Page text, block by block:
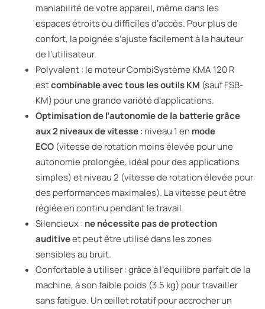
maniabilité de votre appareil, même dans les
espaces étroits ou difficiles d‘accès. Pour plus de
confort, la poignée s’ajuste facilement à la hauteur
de l’utilisateur.
Polyvalent : le moteur CombiSystème KMA 120 R
estcombinable avec tous les outils KM (sauf FSB-
KM) pour une grande variété d’applications.
Optimisation de l’autonomie de la batterie grâce
aux 2 niveaux de vitesse: niveau 1 en mode
ECO (vitesse de rotation moins élevée pour une
autonomie prolongée, idéal pour des applications
simples) et niveau 2 (vitesse de rotation élevée pour
des performances maximales). La vitesse peut être
réglée en continu pendant le travail.
Silencieux : ne nécessite pas de protection
auditiveet peut être utilisé dans les zones
sensibles au bruit.
Confortable à utiliser : grâce à l’équilibre parfait de la
machine, à son faible poids (3.5 kg) pour travailler
sans fatigue. Un œillet rotatif pour accrocher un